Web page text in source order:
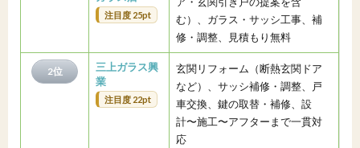
注目度 25pt
む）、ガラス・サッシ工事、補
修・調整、見積もり無料
2位
三上ガラス興
業
注目度 22pt
玄関リフォーム（断熱玄関ドア
など）、サッシ補修・調整、戸
車交換、鍵の取替・補修、設
計〜施工〜アフターまで一貫対
応